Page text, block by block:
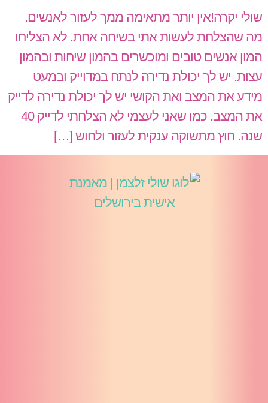
שולי יקרה!אין יותר מתאימה ממך לעזור לאנשים.
מה שהצלחת לעשות אתי בשיחה אחת. לא הצליחו
המון אנשים טובים ומוכשרים בהמון שיחות ובהמון
עצות. יש לך יכולת נדירה לנתח במדוייק ובמעט
מידע את המצב ואת הקושי יש לך יכולת נדירה לדייק
את המצב. כמו שאני לעצמי לא הצלחתי לדייק 40
שנה. חוץ מתשוקה ענקית לעזור ולחוש […]